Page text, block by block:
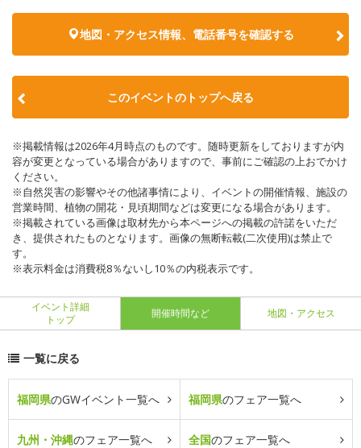
地図・アクセス情報、電話番号を確認する
このイベントのトップへ戻る
※掲載情報は2026年4月時点のものです。随時更新をしておりますが内
容が変更となっている場合がありますので、事前にご確認の上おでかけ
ください。
※自然災害の影響やその他諸事情により、イベントの開催情報、施設の
営業時間、植物の開花・見頃期間などは変更になる場合があります。
※掲載されている画像は取材先から本ページへの掲載の許諾をいただ
き、提供されたものとなります。画像の無断転載(二次使用)は禁止で
す。
※表示料金は消費税8％ないし10％の内税表示です。
イベント詳細
トップ
開催時間など 地図・アクセス
一覧に戻る
福岡県のGWイベント一覧へ 福岡県のフェア一覧へ
九州・沖縄のフェア一覧へ 全国のフェア一覧へ